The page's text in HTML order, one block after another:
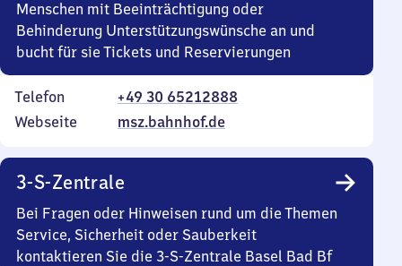
Menschen mit Beeinträchtigung oder
Behinderung Unterstützungswünsche an und
bucht für sie Tickets und Reservierungen
Telefon
+49 30 65212888
Webseite
msz.bahnhof.de
3-S-Zentrale
Bei Fragen oder Hinweisen rund um die Themen
Service, Sicherheit oder Sauberkeit
kontaktieren Sie die 3-S-Zentrale Basel Bad Bf